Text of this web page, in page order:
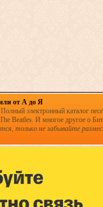
от А до Я
электронный каталог
Beatles. И многое другое о
только не забывайте